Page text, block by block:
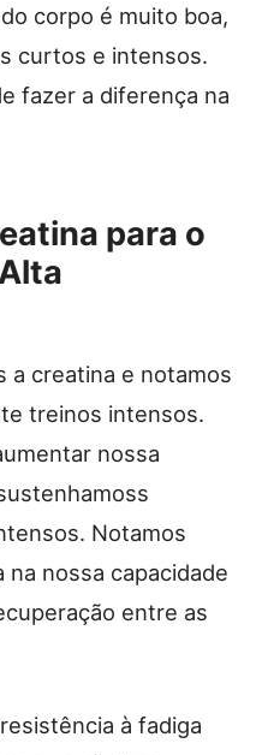
corpo é muito boa,
curtos e intensos.
fazer a diferença na
para o
a creatina e notamos
treinos intensos.
nossa
Notamos
nossa capacidade
entre as
à fadiga